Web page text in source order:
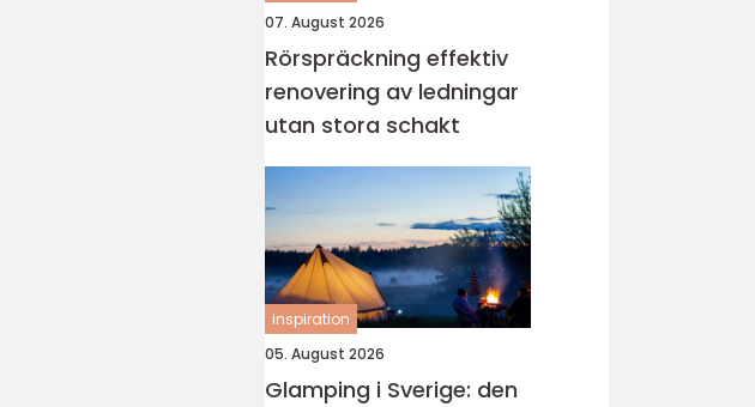
07. August 2026
Rörspräckning effektiv
renovering av ledningar
utan stora schakt
inspiration
05. August 2026
Glamping i Sverige: den